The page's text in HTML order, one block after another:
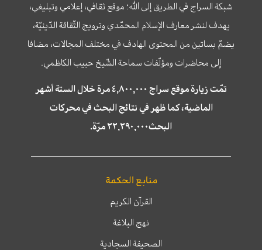
شبكة السراج في الطريق إلى الله؛ موقع ثقافي، إعلامي وتبليغي،
يهدف لنشر معارف الإسلام المحمّدي وترويج الثّقافة الدّينيّة،
يضمّ بساتين من المحتوى الهادف في مختلف المجالات، مضافا
إلى محاضرات ومؤلّفات سماحة الشّيخ حبيب الكاظمي.
تمّت زيارة موقع سراج ٤,٨٠٠,٠٠٠ مرة خلال الستة أشهر
الماضية، كما ظهر في نتائج البحث في محركات
البحث٢٢,٢٩٠,٠٠٠ مرّة.
منابع الحكمة
القرآن الكريم
نهج البلاغة
الصحيفة السجادية